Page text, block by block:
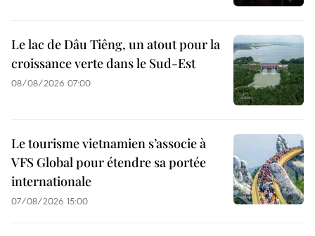
Le lac de Dâu Tiêng, un atout pour la
croissance verte dans le Sud-Est
08/08/2026 07:00
Le tourisme vietnamien s’associe à
VFS Global pour étendre sa portée
internationale
07/08/2026 15:00